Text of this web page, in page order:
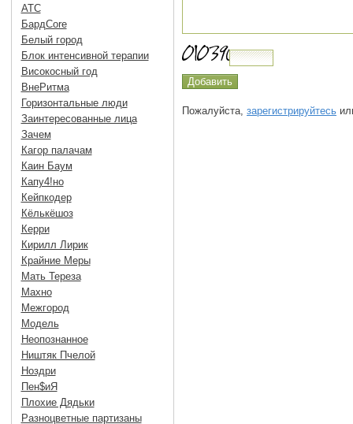
Пожалуйста, зарегистрируйтесь
АТС
БардCore
Белый город
Блок интенсивной терапии
Високосный год
ВнеРитма
Горизонтальные люди
Заинтересованные лица
Зачем
Кагор палачам
Каин Баум
Капу4!но
Кейпкодер
Кёлькёшоз
Керри
Кирилл Лирик
Крайние Меры
Мать Тереза
Махно
Межгород
Модель
Неопознанное
Ништяк Пчелой
Ноздри
Пен$иЯ
Плохие Дядьки
Разноцветные партизаны